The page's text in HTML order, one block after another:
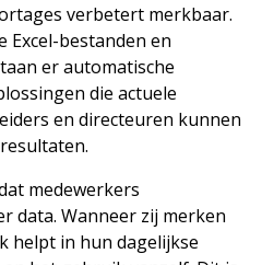
verbetert merkbaar.
Excel-bestanden en
er automatische
die actuele
en directeuren kunnen
medewerkers
data. Wanneer zij merken
helpt in hun dagelijkse